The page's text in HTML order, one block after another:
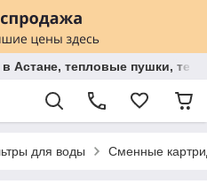
Астане, тепловые пушки,
для воды Сменные